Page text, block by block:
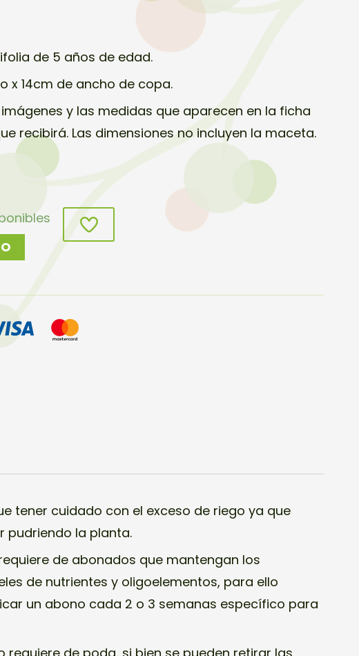
de 5 años de edad.
x 14cm de ancho de copa.
imágenes y las medidas que aparecen en la ficha
recibirá. Las dimensiones no incluyen la maceta.
tener cuidado con el exceso de riego ya que
pudriendo la planta.
de abonados que mantengan los
de nutrientes y oligoelementos, para ello
un abono cada 2 o 3 semanas específico para